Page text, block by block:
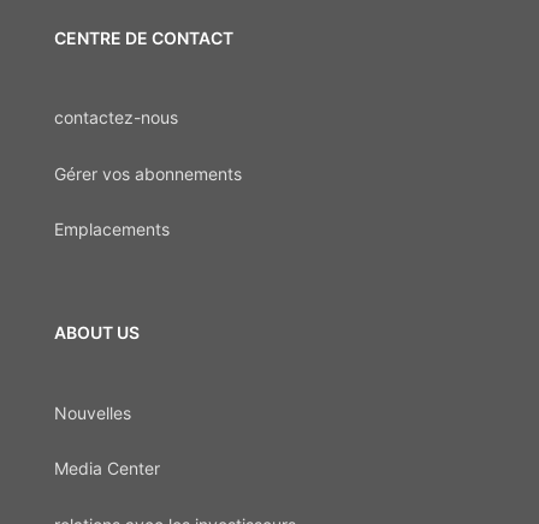
CENTRE DE CONTACT
contactez-nous
Gérer vos abonnements
Emplacements
ABOUT US
Nouvelles
Media Center